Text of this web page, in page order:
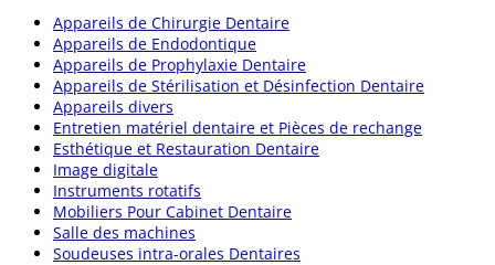
Appareils de Chirurgie Dentaire
Appareils de Endodontique
Appareils de Prophylaxie Dentaire
Appareils de Stérilisation et Désinfection Dentaire
Appareils divers
Entretien matériel dentaire et Pièces de rechange
Esthétique et Restauration Dentaire
Image digitale
Instruments rotatifs
Mobiliers Pour Cabinet Dentaire
Salle des machines
Soudeuses intra-orales Dentaires